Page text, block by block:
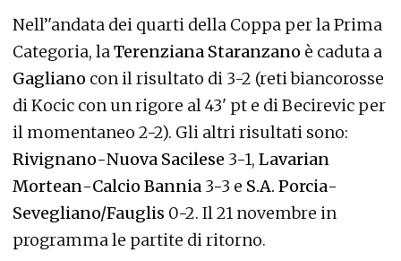
Nell’'andata dei quarti della Coppa per la Prima
Categoria, laTerenziana Staranzano è caduta a
Gagliano con il risultato di 3-2 (reti biancorosse
di Kocic con un rigore al 43' pt e di Becirevic per
il momentaneo 2-2). Gli altri risultati sono:
Rivignano-Nuova Sacilese 3-1, Lavarian
Mortean-Calcio Bannia 3-3 e S.A. Porcia-
Sevegliano/Fauglis 0-2. Il 21 novembre in
programma le partite di ritorno.